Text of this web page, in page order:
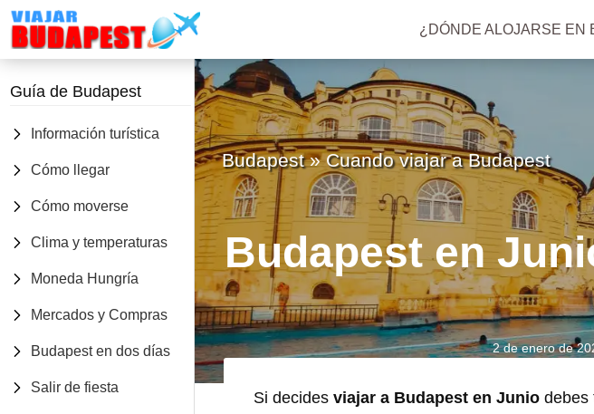
VIAJAR
BUDAPEST
¿DÓNDE ALOJARSE EN
Budapest »Cuando viajar a Budapest
Budapest en
2 de enero de
Si decidesviajar a Budapest en Junio debes
lateral
secundaria
Guía de Budapest
Información turística
Cómo llegar
Cómo moverse
Clima y temperaturas
Moneda Hungría
Mercados y Compras
Budapest en dos días
Salir de fiesta